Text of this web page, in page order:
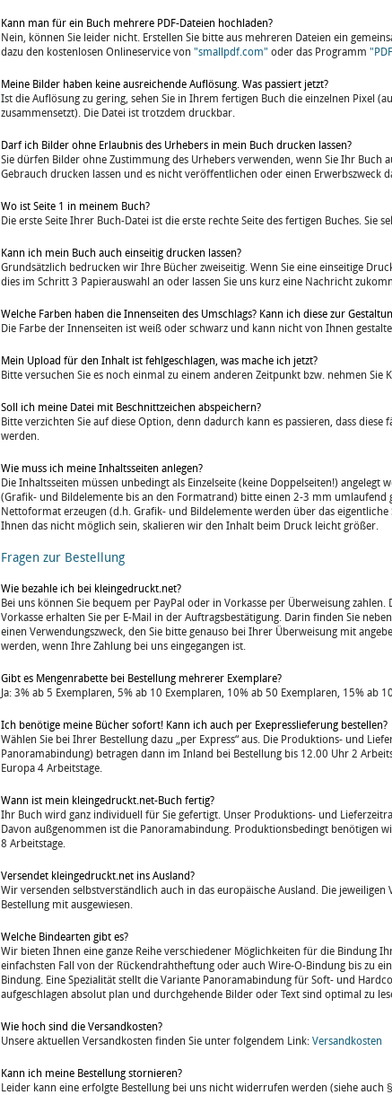
Kann man für ein Buch mehrere PDF-Dateien hochladen?
Nein, können Sie leider nicht. Erstellen Sie bitte aus mehreren Dateien ein
dazu den kostenlosen Onlineservice von "smallpdf.com" oder das Programm
Meine Bilder haben keine ausreichende Auflösung. Was passiert jetzt?
Ist die Auflösung zu gering, sehen Sie in Ihrem fertigen Buch die einzelnen Pixel
zusammensetzt). Die Datei ist trotzdem druckbar.
Darf ich Bilder ohne Erlaubnis des Urhebers in mein Buch drucken lassen?
Sie dürfen Bilder ohne Zustimmung des Urhebers verwenden, wenn Sie Ihr Buch
Gebrauch drucken lassen und es nicht veröffentlichen oder einen Erwerbszweck
Wo ist Seite 1 in meinem Buch?
Die erste Seite Ihrer Buch-Datei ist die erste rechte Seite des fertigen Buches. Sie
Kann ich mein Buch auch einseitig drucken lassen?
Grundsätzlich bedrucken wir Ihre Bücher zweiseitig. Wenn Sie eine einseitige
dies im Schritt 3 Papierauswahl an oder lassen Sie uns kurz eine Nachricht
Welche Farben haben die Innenseiten des Umschlags? Kann ich diese zur
Die Farbe der Innenseiten ist weiß oder schwarz und kann nicht von Ihnen
Mein Upload für den Inhalt ist fehlgeschlagen, was mache ich jetzt?
Bitte versuchen Sie es noch einmal zu einem anderen Zeitpunkt bzw. nehmen Sie
Soll ich meine Datei mit Beschnittzeichen abspeichern?
Bitte verzichten Sie auf diese Option, denn dadurch kann es passieren, dass
werden.
Wie muss ich meine Inhaltsseiten anlegen?
Die Inhaltsseiten müssen unbedingt als Einzelseite (keine Doppelseiten!) angelegt
(Grafik- und Bildelemente bis an den Formatrand) bitte einen 2-3 mm umlaufend
Nettoformat erzeugen (d.h. Grafik- und Bildelemente werden über das
Ihnen das nicht möglich sein, skalieren wir den Inhalt beim Druck leicht größer.
Fragen zur Bestellung
Wie bezahle ich bei kleingedruckt.net?
Bei uns können Sie bequem per PayPal oder in Vorkasse per Überweisung
Vorkasse erhalten Sie per E-Mail in der Auftragsbestätigung. Darin finden Sie
einen Verwendungszweck, den Sie bitte genauso bei Ihrer Überweisung mit
werden, wenn Ihre Zahlung bei uns eingegangen ist.
Gibt es Mengenrabette bei Bestellung mehrerer Exemplare?
Ja: 3% ab 5 Exemplaren, 5% ab 10 Exemplaren, 10% ab 50 Exemplaren, 15% ab
Ich benötige meine Bücher sofort! Kann ich auch per Exepresslieferung bestellen?
Wählen Sie bei Ihrer Bestellung dazu „per Express“ aus. Die Produktions- und
Panoramabindung) betragen dann im Inland bei Bestellung bis 12.00 Uhr 2
Europa 4 Arbeitstage.
Wann ist mein kleingedruckt.net-Buch fertig?
Ihr Buch wird ganz individuell für Sie gefertigt. Unser Produktions- und
Davon außgenommen ist die Panoramabindung. Produktionsbedingt benötigen
8 Arbeitstage.
Versendet kleingedruckt.net ins Ausland?
Wir versenden selbstverständlich auch in das europäische Ausland. Die
Bestellung mit ausgewiesen.
Welche Bindearten gibt es?
Wir bieten Ihnen eine ganze Reihe verschiedener Möglichkeiten für die Bindung
einfachsten Fall von der Rückendrahtheftung oder auch Wire-O-Bindung bis zu
Bindung. Eine Spezialität stellt die Variante Panoramabindung für Soft- und
aufgeschlagen absolut plan und durchgehende Bilder oder Text sind optimal zu
Wie hoch sind die Versandkosten?
Unsere aktuellen Versandkosten finden Sie unter folgendem Link: Versandkosten
Kann ich meine Bestellung stornieren?
Leider kann eine erfolgte Bestellung bei uns nicht widerrufen werden (siehe auch